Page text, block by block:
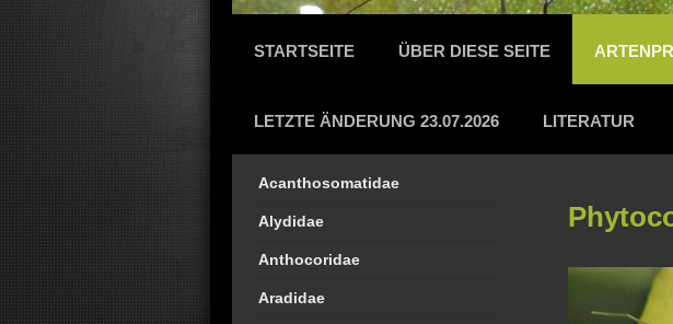
STARTSEITE ÜBER DIESE SEITE
LETZTE ÄNDERUNG 23.07.2026 LITERATUR
Acanthosomatidae
Alydidae
Anthocoridae
Aradidae